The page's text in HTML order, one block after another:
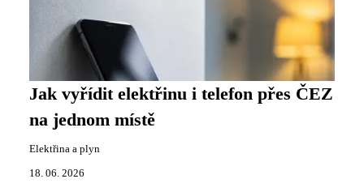
Jak vyřídit elektřinu i telefon přes ČEZ
na jednom místě
Elektřina a plyn
18. 06. 2026